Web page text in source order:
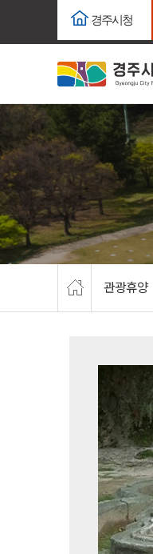
주요메뉴로 건너뛰기
경주시청
관광휴양